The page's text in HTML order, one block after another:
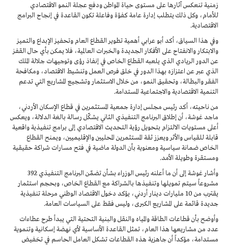
زمنية تنعكس آثارها على مستوى حياة المواطن ودفع عجلة النمو الاقتصادي
للأمام، وكل ذلك يتطلب إدارة عامة كفؤة وفاعلة تكون القاعدة في إنجاح البرامج
الاقتصادية.
وفي هذا السياق، أكد أبو عرابي أهمية تطوير القطاع العام وتحفيز الإبداع والتميز
والابتكار والانفتاح على الأفكار الجديدة والخبرات العالمية، فلا يمكن بأي حال القفز
عن الدور الريادي الذي يلعبه القطاع الخاص في إنفاذ رؤى وتوجيهات جلالة الملك
الذي عبر عن اعتزازه بهذا الدور في خلق فرص العمل وتنشيط الاقتصاد، ومكافحة
الفقر والبطالة، وتحقيق النمو، من خلال الاستثمار وتشجيع المشاريع التي تدعم
التنمية الاقتصادية والاجتماعية المستدامة.
من ناحيته، أكد رئيس مجلس إدارة جمعية المستثمرين في قطاع الإسكان الأردني،
ماجد غوشة، أن إطلاق البرنامج التنفيذي الثاني يشكّل رسالة بالغة الدلالة، ويعكس
أعلى مستويات الالتزام بتحويل رؤية التحديث الاقتصادي إلى برامج تنفيذية واقعية
قابلة للقياس والأثر ويعزز ثقة المستثمرين المحليين والإقليميين، ويمنح القطاع
الخاص ضمانة سياسية ومعنوية بأن الدولة ماضية في فتح مسارات شراكة حقيقية
ومستقرة وطويلة الأمد.
وأشار غوشة إلى أن ما أعلنه رئيس الوزراء بشأن تضمّن البرنامج التنفيذي 392
مشروعاً سيتم تمويلها وتنفيذها بالشراكة مع القطاع الخاص، وبحجم استثمار
يقترب من 10 مليارات دينار أردني، يؤكد دخول الاقتصاد الوطني مرحلة تنفيذية
جديدة قائمة على المشاريع الكبرى، وليس فقط على السياسات العامة.
وأوضح بأن قطاعات الطاقة والمياه والنقل والبنية التحتية التي يبدأ طرح عطاءات
عدد من مشاريعها هذا العام، تمثل القاعدة الأساسية لأي نهضة إسكانية وتنموية
مستدامة، مؤكداً أن جاهزية هذه القطاعات تشكل العامل الحاسم في تخفيض